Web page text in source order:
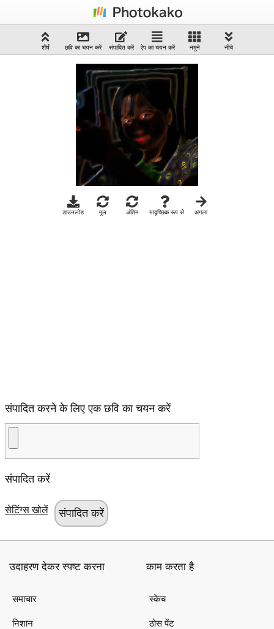
शीर्ष छवि का चयन करें संपादित करें ऐप का चयन करें नमूने नीचे
डाउनलोड मूल अंतिम यादृच्छिक रूप से अगला
संपादित करने के लिए एक छवि का चयन करें
संपादित करें
सेटिंग्स खोलें
उदाहरण देकर स्पष्ट करना
समाचार
निशान
काम करता है
स्केच
ठोस पेंट